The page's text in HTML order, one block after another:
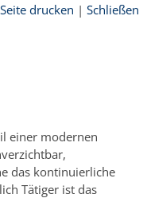
Seite drucken | Schließen
einer modernen
das kontinuierliche
Tätiger ist das